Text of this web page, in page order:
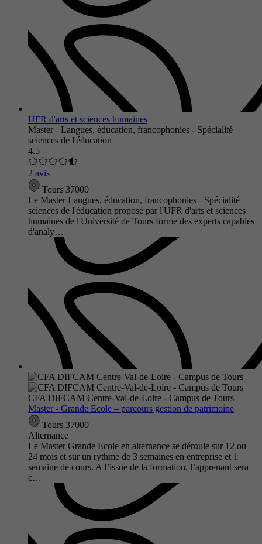
UFR d'arts et sciences humaines
Master - Langues, éducation, francophonies - Spécialité
sciences de l'éducation
4.5
2 avis
Tours 37000
Le Master Langues, éducation, francophonies - Spécialité
sciences de l'éducation proposé par l'UFR d'arts et sciences
humaines de l'Université de Tours forme des experts capables
d'analy…
CFA DIFCAM Centre-Val-de-Loire - Campus de Tours
Master - Grande Ecole – parcours gestion de patrimoine
Tours 37000
Alternance
Le Master Grande Ecole en alternance se déroule sur 12 ou
24 mois et sur un rythme de 3 semaines en entreprise et 1
semaine de cours. A l’issue de la formation, l’apprenant sera
c…